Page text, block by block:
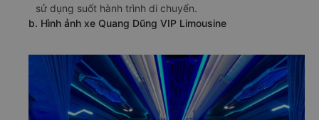
sử dụng suốt hành trình di chuyển.
b. Hình ảnh xe Quang Dũng VIP Limousine